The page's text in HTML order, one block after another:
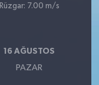
Rüzgar: 7.00 m/s
16 AĞUSTOS
PAZAR